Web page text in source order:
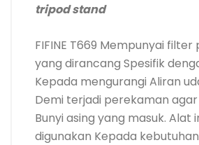
tripod stand
FIFINE T669 Mempunyai
yang dirancang Spesifik
Kepada mengurangi Aliran
Demi terjadi perekaman agar
Bunyi asing yang masuk. Alat
digunakan Kepada